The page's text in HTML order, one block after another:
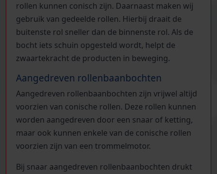
rollen kunnen conisch zijn. Daarnaast maken wij
gebruik van gedeelde rollen. Hierbij draait de
buitenste rol sneller dan de binnenste rol. Als de
bocht iets schuin opgesteld wordt, helpt de
zwaartekracht de producten in beweging.
Aangedreven rollenbaanbochten
Aangedreven rollenbaanbochten zijn vrijwel altijd
voorzien van conische rollen. Deze rollen kunnen
worden aangedreven door een snaar of ketting,
maar ook kunnen enkele van de conische rollen
voorzien zijn van een trommelmotor.
Bij snaar aangedreven rollenbaanbochten drukt